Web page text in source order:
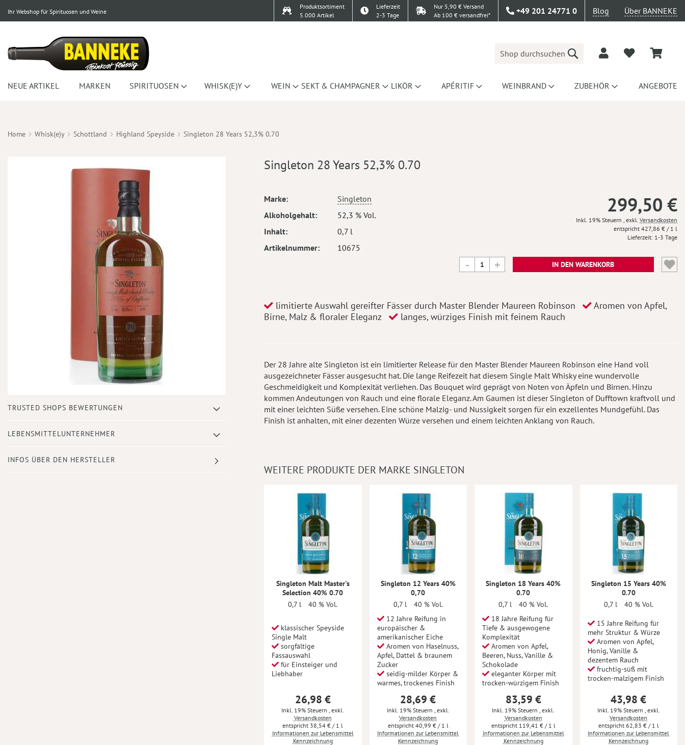
Ihr Webshop für Spirituosen und Weine
Produktsortiment
5.000 Artikel
Lieferzeit
2-3 Tage
Nur 5,90 € Versand
Ab 100 € versandfrei*
+49 201 24771 0 Blog Über BANNEKE
Suche
NEUE ARTIKEL MARKEN SPIRITUOSEN WHISK(E)Y WEIN SEKT & CHAMPAGNER LIKÖR APÉRITIF WEINBRAND ZUBEHÖR ANGEBOTE
Home Whisk(e)y Schottland Highland Speyside Singleton 28 Years 52,3% 0.70
Anfang
Bildergalerie
TRUSTED SHOPS BEWERTUNGEN
LEBENSMITTELUNTERNEHMER
INFOS ÜBER DEN HERSTELLER
Singleton 28 Years 52,3% 0.70
Mehr
Marke
Singleton
Alkoholgehalt
52,3 % Vol.
Inhalt
0,7 l
Artikelnummer
10675
299,50 €
Inkl. 19% Steuern , exkl. Versandkosten
427,86 € / 1 l
Lieferzeit 1-3 Tage
IN DEN WARENKORB
limitierte Auswahl gereifter Fässer durch Master Blender Maureen Robinson
Aromen von Apfel,
Birne, Malz & floraler Eleganz
langes, würziges Finish mit feinem Rauch
Der 28 Jahre alte Singleton ist ein limitierter Release für den Master Blender Maureen Robinson eine Hand voll
ausgezeichneter Fässer ausgesucht hat. Die lange Reifezeit hat diesem Single Malt Whisky eine wundervolle
Geschmeidigkeit und Komplexität verliehen. Das Bouquet wird geprägt von Noten von Äpfeln und Birnen. Hinzu
kommen Andeutungen von Rauch und eine florale Eleganz. Am Gaumen ist dieser Singleton of Dufftown kraftvoll und
mit einer leichten Süße versehen. Eine schöne Malzig- und Nussigkeit sorgen für ein exzellentes Mundgefühl. Das
Finish ist anhalten, mit einer dezenten Würze versehen und einem leichten Anklang von Rauch.
WEITERE PRODUKTE DER MARKE SINGLETON
Singleton Malt Master's
Selection 40% 0.70
0,7 l
40 % Vol.
klassischer Speyside
Single Malt
sorgfältige
Fassauswahl
für Einsteiger und
Liebhaber
26,98 €
Inkl. 19% Steuern, exkl.
Versandkosten
38,54 € / 1 l
Informationen zur Lebensmittel
Kennzeichnung
Singleton 12 Years 40%
0,70
0,7 l
40 % Vol.
12 Jahre Reifung in
europäischer &
amerikanischer Eiche
Aromen von Haselnuss,
Apfel, Dattel & braunem
Zucker
seidig-milder Körper &
warmes, trockenes Finish
28,69 €
Inkl. 19% Steuern , exkl.
Versandkosten
40,99 €/ 1 l
Informationen zur Lebensmittel
Kennzeichnung
Singleton 18 Years 40%
0.70
0,7 l
40 % Vol.
18 Jahre Reifung für
Tiefe & ausgewogene
Komplexität
Aromen von Apfel,
Beeren, Nuss, Vanille &
Schokolade
eleganter Körper mit
trocken-würzigem Finish
83,59 €
Inkl. 19% Steuern, exkl.
Versandkosten
119,41 €/ 1 l
Informationen zur Lebensmittel
Kennzeichnung
Singleton 15 Years 40%
0.70
0,7 l
40 % Vol.
15 Jahre Reifung für
mehr Struktur & Würze
Aromen von Apfel,
Honig, Vanille &
dezentem Rauch
fruchtig-süß mit
trocken-malzigem Finish
43,98 €
Inkl. 19% Steuern , exkl.
Versandkosten
62,83 €/ 1 l
Informationen zur Lebensmittel
Kennzeichnung